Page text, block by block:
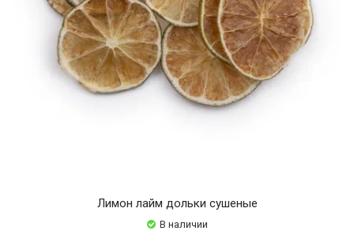
Лимон лайм дольки сушеные
В наличии